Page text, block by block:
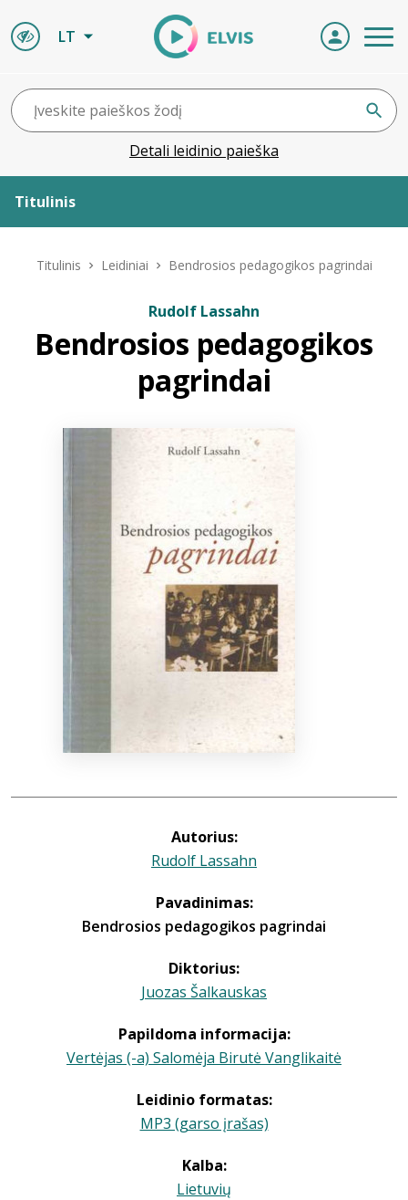
LT
Detali leidinio paieška
Titulinis
ELVIS atvyksta
Titulinis Leidiniai Bendrosios pedagogikos pagrindai
Rudolf Lassahn
Bendrosios pedagogikos
pagrindai
Autorius:
Rudolf Lassahn
Pavadinimas:
Bendrosios pedagogikos pagrindai
Diktorius:
Juozas Šalkauskas
Papildoma informacija:
Vertėjas (-a) Salomėja Birutė Vanglikaitė
Leidinio formatas:
MP3 (garso įrašas)
Kalba:
Lietuvių